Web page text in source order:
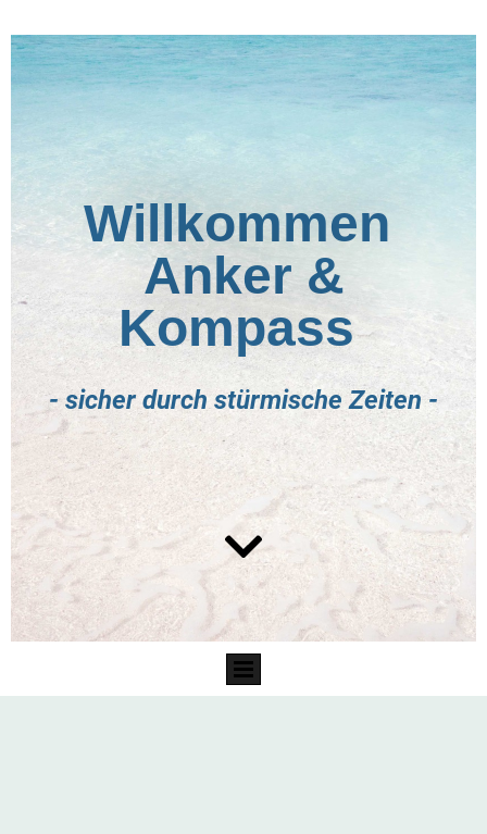
Willkommen
Anker &
Kompass
- sicher durch stürmische Zeiten -